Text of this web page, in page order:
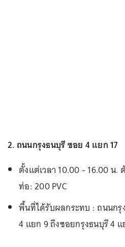
2. ถนนกรุงธนบุรี ซอย 4 แยก 17
ตั้งแต่เวลา 10.00 - 16.00 น.
ท่อ: 200 PVC
พื้นที่ได้รับผลกระทบ : ถนนก
4 แยก 9 ถึงซอยกรุงธนบุรี 4